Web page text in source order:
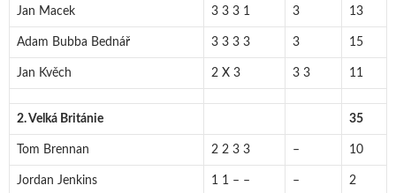
Jan Macek 3 3 3 1 3 13
Adam Bubba Bednář 3 3 3 3 3 15
Jan Kvěch 2 X 3 3 3 11
2. Velká Británie 35
Tom Brennan 2 2 3 3 – 10
Jordan Jenkins 1 1 – – – 2